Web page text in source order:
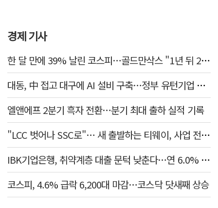
경제 기사
한 달 만에 39% 날린 코스피…골드만삭스 "1년 뒤 2배" 예상, 왜?
대동, 中 접고 대구에 AI 설비 구축…정부 유턴기업 선정
엘앤에프 2분기 흑자 전환…분기 최대 출하 실적 기록
"LCC 벗어나 SSC로"… 새 출발하는 티웨이, 사업 전략 발표
IBK기업은행, 취약계층 대출 문턱 낮춘다…연 6.0% 'i-ONE 햇살론 특례보증' 비대면 출시
코스피, 4.6% 급락 6,200대 마감…코스닥 닷새째 상승